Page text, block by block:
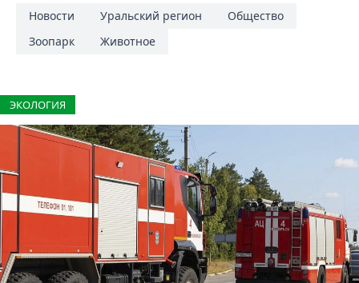
Новости Уральский регион
Общество
Зоопарк
Животное
ЭКОЛОГИЯ